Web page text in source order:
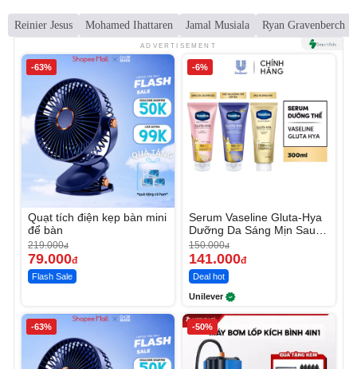
Reinier Jesus Mohamed Ihattaren Jamal Musiala Ryan Gravenberch
ADVERTISEMENT
-63%
Quạt tích điện kẹp bàn mini
để bàn
219.000đ
79.000đ
Flash Sale
-6%
Serum Vaseline Gluta-Hya
Dưỡng Da Sáng Mịn Sau 7
Ngày
150.000đ
141.000đ
Deal hot
Unilever
-63% -50%